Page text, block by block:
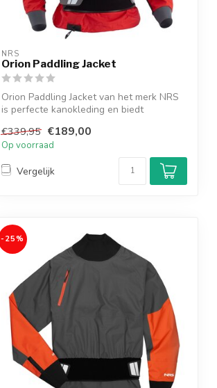
NRS
Orion Paddling Jacket
Orion Paddling Jacket van het merk NRS
is perfecte kanokleding en biedt
€339,95 €189,00
Op voorraad
Vergelijk
-25%